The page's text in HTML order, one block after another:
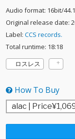
Audio format: 16bit/
Original release date:
Label: CCS records.
Total runtime: 18:18
ロスレス
How To Buy